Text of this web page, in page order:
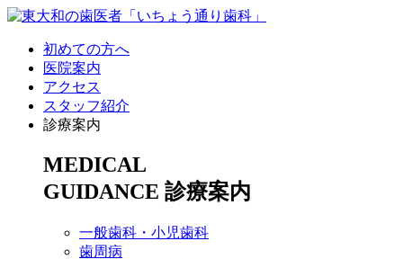
初めての方へ
医院案内
アクセス
スタッフ紹介
診療案内
MEDICAL
GUIDANCE 診療案内
一般歯科・小児歯科
歯周病